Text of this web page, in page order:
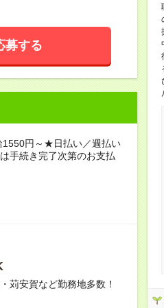
募する
円～★日払い／週払い
手続き完了次第のお支払
苅安賀など勤務地多数！